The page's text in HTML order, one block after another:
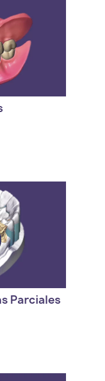
DentalCAD
Parciales
DentalCAD